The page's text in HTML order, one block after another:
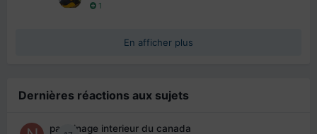
1
En afficher plus
Dernières réactions aux sujets
parrainage interieur du canada